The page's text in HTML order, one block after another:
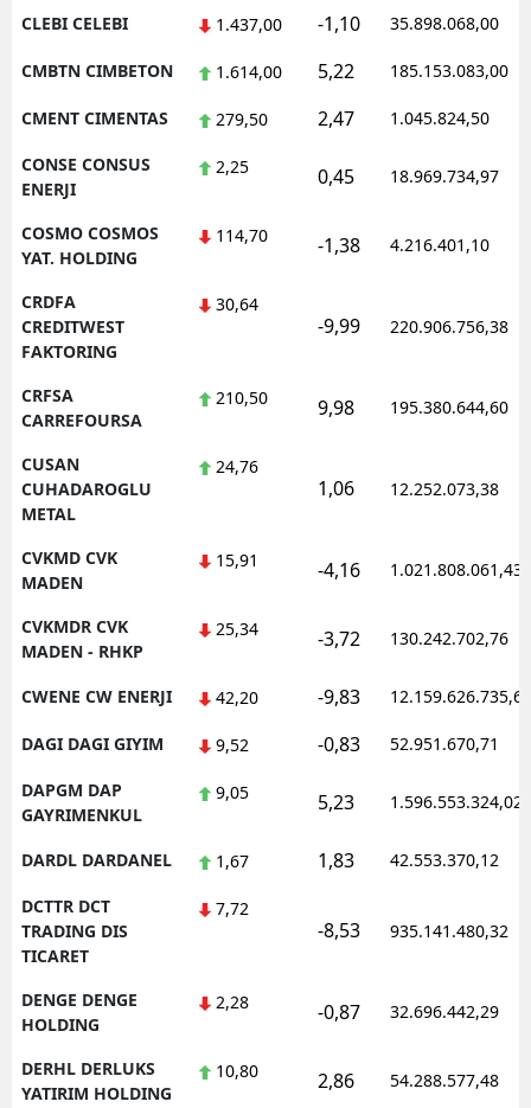
CLEBI CELEBI 1.437,00 -1,10 35.898.068,00
CMBTN CIMBETON 1.614,00 5,22 185.153.083,00
CMENT CIMENTAS 279,50 2,47 1.045.824,50
CONSE CONSUS
ENERJI
2,25 0,45 18.969.734,97
COSMO COSMOS
YAT. HOLDING
114,70 -1,38 4.216.401,10
CRDFA
CREDITWEST
FAKTORING
30,64
-9,99 220.906.756,38
CRFSA
CARREFOURSA
210,50 9,98 195.380.644,60
CUSAN
CUHADAROGLU
METAL
24,76
1,06 12.252.073,38
CVKMD CVK
MADEN
15,91 -4,16 1.021.808.061,43
CVKMDR CVK
MADEN - RHKP
25,34 -3,72 130.242.702,76
CWENE CW ENERJI 42,20 -9,83 12.159.626.735,62
DAGI DAGI GIYIM 9,52 -0,83 52.951.670,71
DAPGM DAP
GAYRIMENKUL
9,05 5,23 1.596.553.324,02
DARDL DARDANEL 1,67 1,83 42.553.370,12
DCTTR DCT
TRADING DIS
TICARET
7,72
-8,53 935.141.480,32
DENGE DENGE
HOLDING
2,28 -0,87 32.696.442,29
DERHL DERLUKS
YATIRIM HOLDING
10,80 2,86 54.288.577,48